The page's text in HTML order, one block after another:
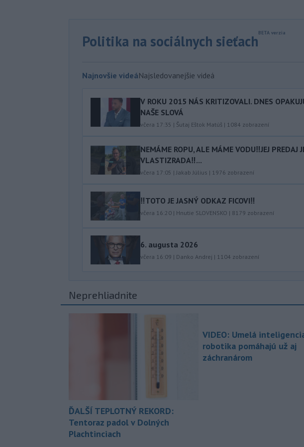
Politika na sociálnych sieťach
Najnovšie videáNajsledovanejšie videá
V ROKU 2015 NÁS KRITIZOVALI. DNES
NAŠE SLOVÁ
včera 17:35 | Šutaj Eštok Matúš | 1084 zobrazení
NEMÁME ROPU, ALE MÁME VODU‼️JEJ PREDAJ
VLASTIZRADA‼️...
včera 17:05 |Jakab Július | 1976 zobrazení
‼️TOTO JE JASNÝ ODKAZ FICOVI‼️
včera 16:20 | Hnutie SLOVENSKO | 8179 zobrazení
6. augusta 2026
včera 16:09 | Danko Andrej | 1104 zobrazení
Neprehliadnite
ĎALŠÍ TEPLOTNÝ REKORD:
Tentoraz padol v Dolných
Plachtinciach
VIDEO: Umelá
robotika pomáhajú už aj
záchranárom